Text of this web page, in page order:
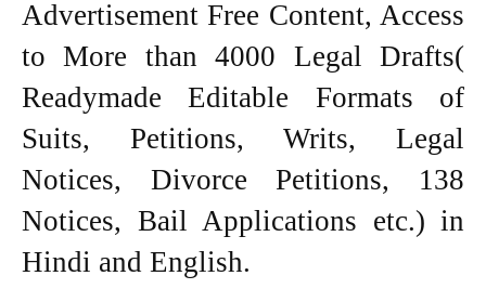
Advertisement Free Content, Access
to More than 4000 Legal Drafts(
Readymade Editable Formats of
Suits, Petitions, Writs, Legal
Notices, Divorce Petitions, 138
Notices, Bail Applications etc.) in
Hindi and English.